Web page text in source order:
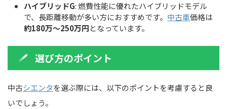
ハイブリッドG: 燃費性能に優れたハイブリッドモデル
で、長距離移動が多い方におすすめです。 中古車価格は
約180万～250万円となっています。
選び方のポイント
中古シエンタを選ぶ際には、以下のポイントを考慮すると良
いでしょう。